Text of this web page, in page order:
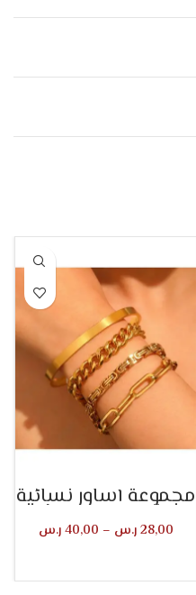
مجموعة أساور نسائية
بتصميم بسيط
28,00 ر.س –
40,00 ر.س